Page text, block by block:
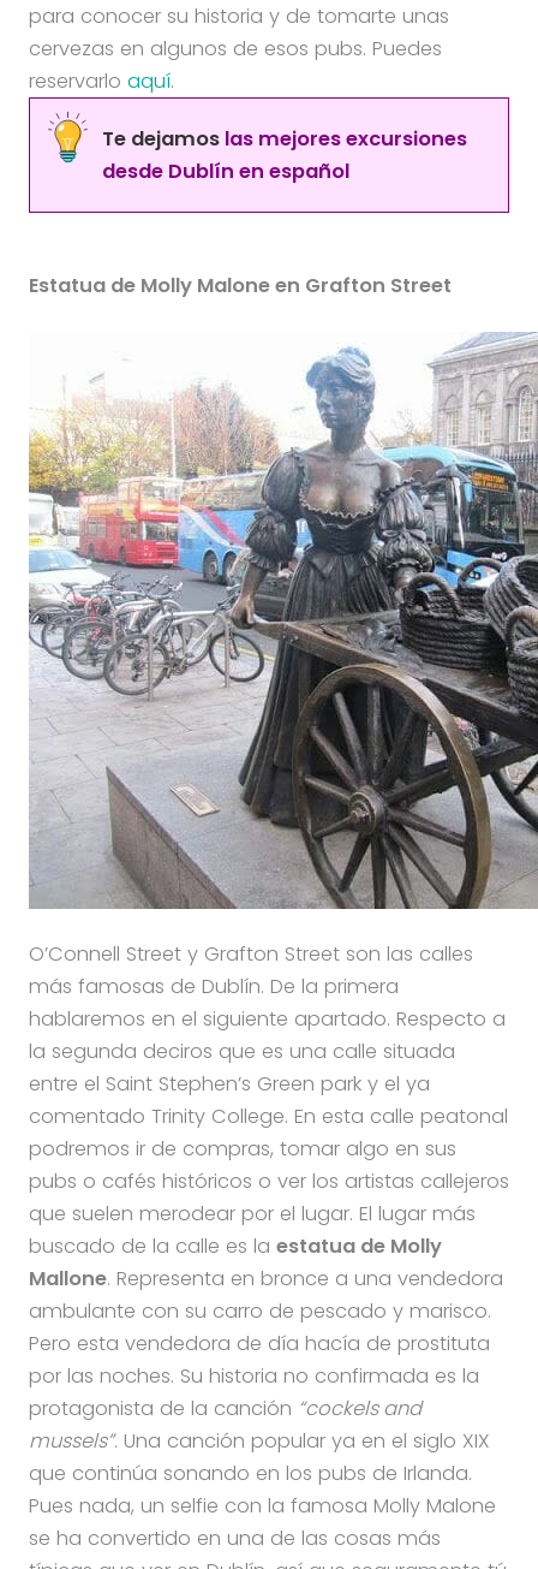
para conocer su historia y de tomarte unas
cervezas en algunos de esos pubs. Puedes
reservarlo aquí.
Te dejamos las mejores excursiones
desde Dublín en español
Estatua de Molly Malone en Grafton Street
O’Connell Street y Grafton Street son las calles
más famosas de Dublín. De la primera
hablaremos en el siguiente apartado. Respecto a
la segunda deciros que es una calle situada
entre el Saint Stephen’s Green park y el ya
comentado Trinity College. En esta calle peatonal
podremos ir de compras, tomar algo en sus
pubs o cafés históricos o ver los artistas callejeros
que suelen merodear por el lugar. El lugar más
buscado de la calle es la estatua de Molly
Mallone. Representa en bronce a una vendedora
ambulante con su carro de pescado y marisco.
Pero esta vendedora de día hacía de prostituta
por las noches. Su historia no confirmada es la
protagonista de la canción “cockels and
mussels”. Una canción popular ya en el siglo XIX
que continúa sonando en los pubs de Irlanda.
Pues nada, un selfie con la famosa Molly Malone
se ha convertido en una de las cosas más